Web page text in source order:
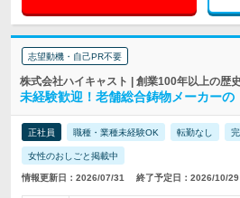
志望動機・自己PR不要
株式会社ハイキャスト | 創業100年以上の歴
未経験歓迎！老舗総合鋳物メーカー
正社員 職種・業種未経験OK 転勤なし
女性のおしごと掲載中
情報更新日：2026/07/31 終了予定日：2026/10/29